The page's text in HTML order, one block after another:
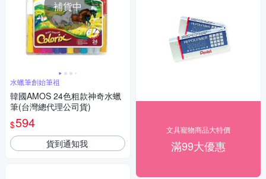
補貨中
水蠟筆創始筆祖
韓國AMOS 24色粗款神奇水蠟
筆(台灣總代理公司貨)
$594
貨到通知我
文具寵物商品大特價
滿99大優惠